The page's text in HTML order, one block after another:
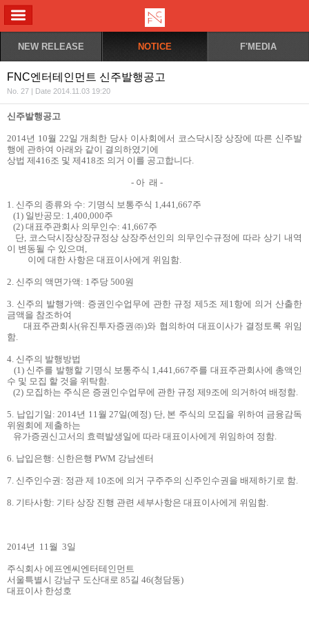
NEW RELEASE NOTICE F'MEDIA
FNC엔터테인먼트 신주발행공고
No. 27 | Date 2014.11.03 19:20
신주발행공고
2014년 10월 22일 개최한 당사 이사회에서 코스닥시장 상장에 따른 신주발
행에 관하여 아래와 같이 결의하였기에
상법 제416조 및 제418조 의거 이를 공고합니다.
- 아 래 -
1. 신주의 종류와 수: 기명식 보통주식 1,441,667주
(1) 일반공모: 1,400,000주
(2) 대표주관회사 의무인수: 41,667주
단, 코스닥시장상장규정상 상장주선인의 의무인수규정에 따라 상기 내역
이 변동될 수 있으며 ,
이에 대한 사항은 대표이사에게 위임함.
2. 신주의 액면가액 : 1주당 500원
3. 신주의 발행가액 : 증권인수업무에 관한 규정 제5조 제 1항에 의거 산출한
금액을 참조하여
대표주관회사(유진투자증권㈜)와 협의하여 대표이사가 결정토록 위임
함.
4. 신주의 발행방법
(1) 신주를 발행할 기명식 보통주식 1,441,667주를 대표주관회사에 총액인
수 및 모집 할 것을 위탁함.
(2) 모집하는 주식은 증권인수업무에 관한 규정 제9조에 의거하여 배정함.
5. 납입기일 : 2014년 11월 27일(예정) 단, 본 주식의 모집을 위하여 금융감독
위원회에 제출하는
유가증권신고서의 효력발생일에 따라 대표이사에게 위임하여 정함.
6. 납입은행 : 신한은행 PWM 강남센터
7. 신주인수권 : 정관 제 10조에 의거 구주주의 신주인수권을 배제하기로 함.
8. 기타사항: 기타 상장 진행 관련 세부사항은 대표이사에게 위임함.
2014년 11월 3일
주식회사 에프엔씨엔터테인먼트
서울특별시 강남구 도산대로 85길 46(청담동)
대표이사 한성호